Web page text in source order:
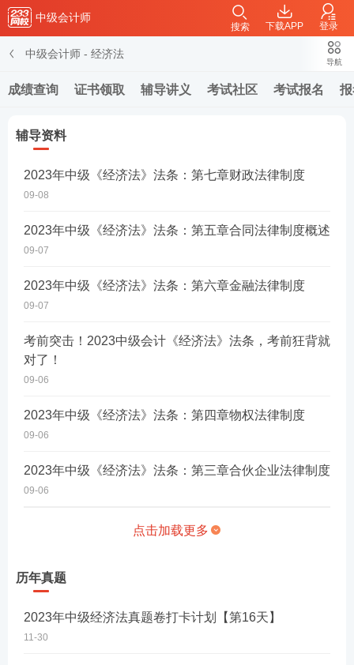
中级会计师
下载APP 登录
搜索
中级会计师 - 经济法
成绩查询 证书领取 辅导讲义 考试社区 考试报名
导航
辅导资料
2023年中级《经济法》法条：第七章财政法律制度
09-08
2023年中级《经济法》法条：第五章合同法律制度概述
09-07
2023年中级《经济法》法条：第六章金融法律制度
09-07
考前突击！2023中级会计《经济法》法条，考前狂背就
对了！
09-06
2023年中级《经济法》法条：第四章物权法律制度
09-06
2023年中级《经济法》法条：第三章合伙企业法律制度
09-06
点击加载更多
历年真题
2023年中级经济法真题卷打卡计划【第16天】
11-30